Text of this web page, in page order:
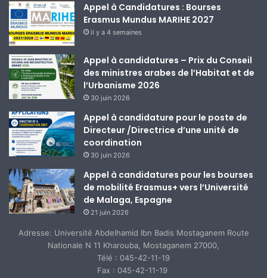
Appel à Candidatures : Bourses
Erasmus Mundus MARIHE 2027
il y a 4 semaines
Appel à candidatures – Prix du Conseil
des ministres arabes de l’Habitat et de
l’Urbanisme 2026
30 juin 2026
Appel à candidature pour le poste de
Directeur /Directrice d’une unité de
coordination
30 juin 2026
Appel à candidatures pour les bourses
de mobilité Erasmus+ vers l’Université
de Malaga, Espagne
21 juin 2026
Adresse: Université Abdelhamid Ibn Badis Mostaganem Route
Nationale N 11 Kharouba, Mostaganem 27000,
Télé : 045-42-11-19
Fax : 045-42-11-19